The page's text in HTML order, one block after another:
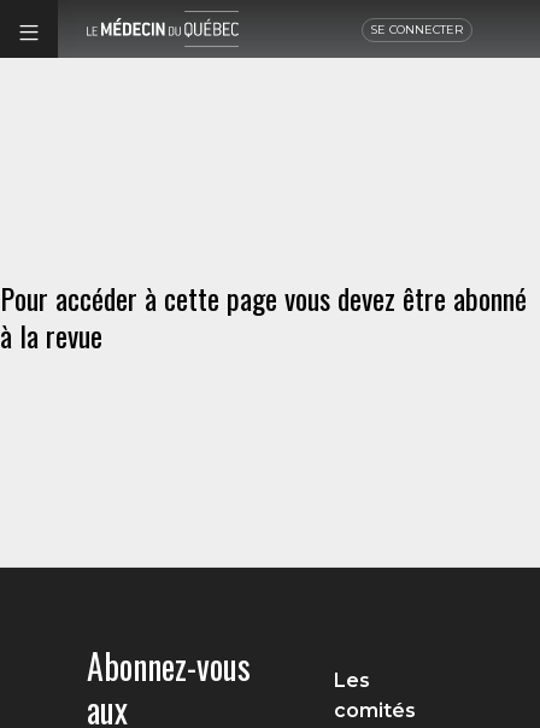
SE CONNECTER
Pour accéder à cette page vous devez être abonné
à la revue
Abonnez-vous
aux
Les
comités